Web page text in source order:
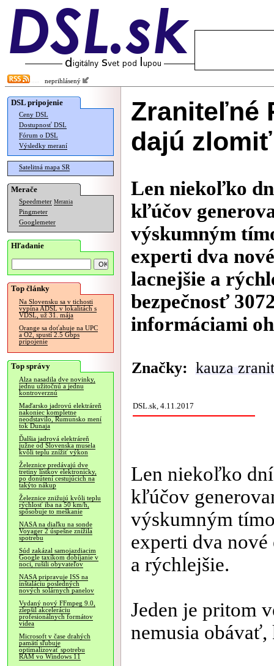
neprihlásený
DSL pripojenie
Ceny DSL
Dostupnosť DSL
Fórum o DSL
Výsledky meraní
Satelitná mapa SR
Merače
Speedmeter Merania
Pingmeter
Googlemeter
Hľadanie
Top články
Na Slovensku sa v tichosti
vypína ADSL v lokalitách s
VDSL, už 31. mája
Orange sa doťahuje na UPC
a O2, spustí 2.5 Gbps
pripojenie
Top správy
Alza nasadila dve novinky,
jednu užitočnú a jednu
kontroverznú
Maďarsko jadrovú elektráreň
nakoniec kompletne
neodstavilo, Rumunsko mení
tok Dunaja
Ďalšia jadrová elektráreň
južne od Slovenska musela
kvôli teplu znížiť výkon
Železnice predávajú dve
tretiny lístkov elektronicky,
po donútení cestujúcich na
takýto nákup
Železnice znižujú kvôli teplu
rýchlosť iba na 50 km/h,
spôsobuje to meškanie
NASA na diaľku na sonde
Voyager 2 úspešne znížila
spotrebu
Súd zakázal samojazdiacim
Google taxíkom dobíjanie v
noci, rušili obyvateľov
NASA pripravuje ISS na
inštaláciu posledných
nových solárnych panelov
Vydaný nový FFmpeg 9.0,
zlepšil akceleráciu
profesionálnych formátov
videa
Microsoft v čase drahých
pamätí sľubuje
optimalizovať spotrebu
RAM vo Windows 11
Zraniteľné
dajú
Len niekoľko
kľúčov
výskumným
experti dva
lacnejšie a
bezpečnosť
informáciami
Značky: kauza
DSL.sk, 4.11.2017
Len niekoľko
kľúčov
výskumným
experti dva
a rýchlejšie.
Jeden je pritom
nemusia